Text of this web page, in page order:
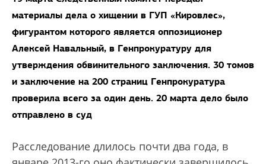
материалы дела о хищении в ГУП «Кировлес»,
фигурантом которого является оппозиционер
Алексей Навальный, в Генпрокуратуру для
утверждения обвинительного заключения. 30 томов
и заключение на 200 страниц Генпрокуратура
проверила всего за один день. 20 марта дело было
отправлено в суд
Расследование длилось почти два года, в